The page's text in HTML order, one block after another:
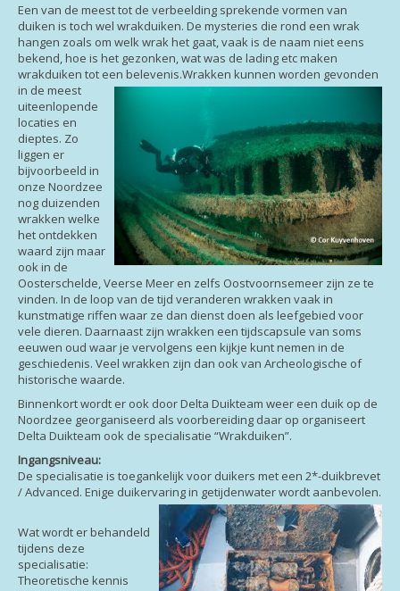
Een van de meest tot de verbeelding sprekende vormen van
duiken is toch wel wrakduiken. De mysteries die rond een wrak
hangen zoals om welk wrak het gaat, vaak is de naam niet eens
bekend, hoe is het gezonken, wat was de lading etc maken
wrakduiken tot een belevenis.Wrakken kunnen worden gevonden
in de meest
uiteenlopende
locaties en
dieptes. Zo
liggen er
bijvoorbeeld in
onze Noordzee
nog duizenden
wrakken welke
het ontdekken
waard zijn maar
ook in de
Oosterschelde, Veerse Meer en zelfs Oostvoornsemeer zijn ze te
vinden. In de loop van de tijd veranderen wrakken vaak in
kunstmatige riffen waar ze dan dienst doen als leefgebied voor
vele dieren. Daarnaast zijn wrakken een tijdscapsule van soms
eeuwen oud waar je vervolgens een kijkje kunt nemen in de
geschiedenis. Veel wrakken zijn dan ook van Archeologische of
historische waarde.
Binnenkort wordt er ook door Delta Duikteam weer een duik op de
Noordzee georganiseerd als voorbereiding daar op organiseert
Delta Duikteam ook de specialisatie “Wrakduiken”.
Ingangsniveau:
De specialisatie is toegankelijk voor duikers met een 2*-duikbrevet
/ Advanced. Enige duikervaring in getijdenwater wordt aanbevolen.
Wat wordt er behandeld
tijdens deze
specialisatie:
Theoretische kennis